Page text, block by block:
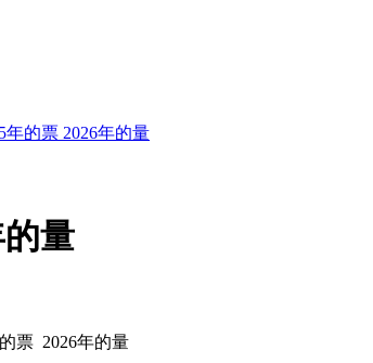
年的票 2026年的量
量
年的量